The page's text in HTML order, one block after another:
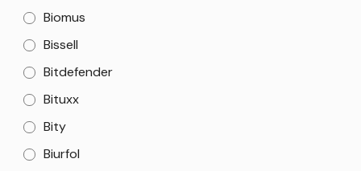
Biomus
Bissell
Bitdefender
Bituxx
Bity
Biurfol